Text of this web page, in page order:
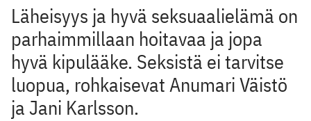
Läheisyys ja hyvä seksuaalielämä on
parhaimmillaan hoitavaa ja jopa
hyvä kipulääke. Seksistä ei tarvitse
luopua, rohkaisevat Anumari Väistö
ja Jani Karlsson.